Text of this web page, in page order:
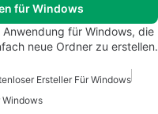
für Windows
für Windows, die
neue Ordner zu erstellen.
Ersteller Für Windows
Windows